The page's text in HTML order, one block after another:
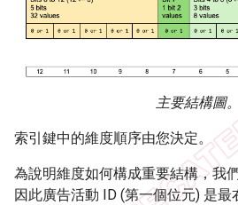
主要結構圖。
索引鍵中的維度順序由您決定。
為說明維度如何構成重要結構，我
因此廣告活動 ID (第一個位元) 是